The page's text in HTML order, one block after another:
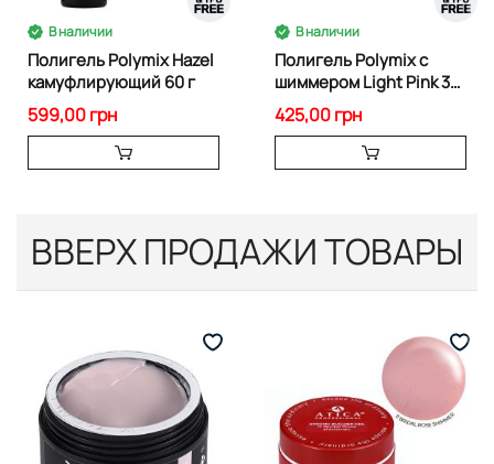
В наличии
Полигель Polymix Hazel
камуфлирующий 60 г
599,00 грн
В наличии
Полигель Polymix с
шиммером Light Pink 30
г
425,00 грн
ВВЕРХ ПРОДАЖИ ТОВАРЫ